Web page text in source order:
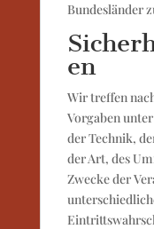
Bundesländer
en
Wir treffen
Vorgaben
der Technik,
der Art, des
Zwecke der